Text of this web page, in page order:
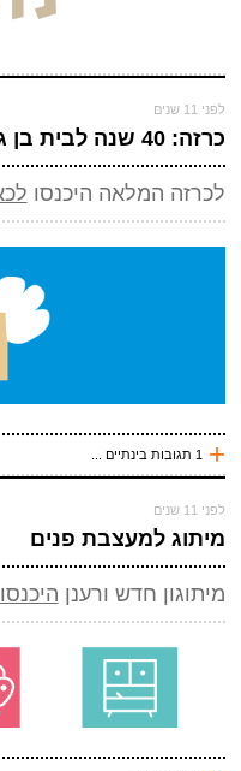
לפני 11 שנים
כרזה: 40 שנה לבית בן גוריון
לכרזה המלאה היכנסו
+ 1 תגובות בינתיים ...
גאון
עכשיו אני !
*
לפני 11 שנים
מיתוג למעצבת פנים
מיתוגון חדש ורענן